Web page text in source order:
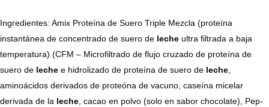
Ingredientes: Amix Proteína de Suero Triple Mezcla (proteína
instantánea de concentrado de suero de leche ultra filtrada a baja
temperatura) (CFM – Microfiltrado de flujo cruzado de proteína de
suero de leche e hidrolizado de proteína de suero de leche
aminoácidos derivados de proteóna de vacuno, caseína micelar
derivada de la leche , cacao en polvo (solo en sabor chocolate), Pep-